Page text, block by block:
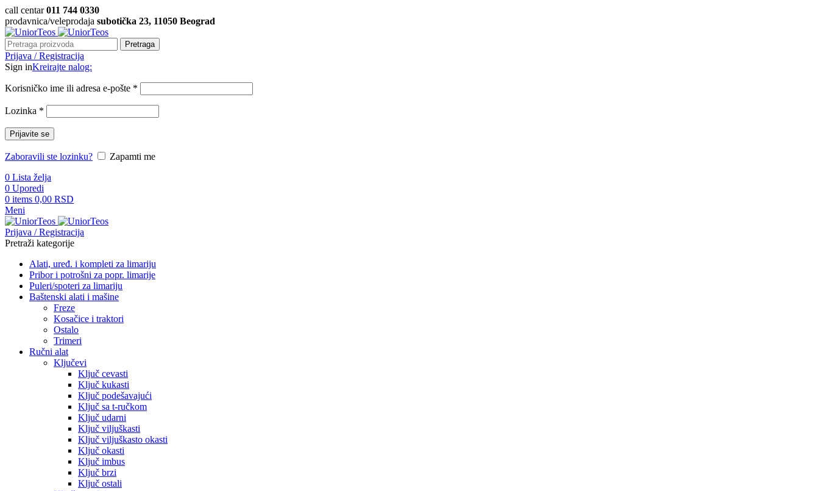
call centar011 744 0330
prodavnica/veleprodaja subotička 23, 11050 Beograd
Pretraga
Prijava / Registracija
Sign inKreirajte nalog:
Korisničko ime ili adresa e-pošte *
Lozinka *
Prijavite se
Zaboravili ste lozinku?
Zapamti me
0 Lista želja
0 Uporedi
0 items 0,00 RSD
Meni
Prijava / Registracija
Pretraži kategorije
Alati, uređ. i kompleti za limariju
Pribor i potrošni za popr. limarije
Puleri/spoteri za limariju
Baštenski alati i mašine
Freze
Kosačice i traktori
Ostalo
Trimeri
Ručni alat
Ključevi
Ključ cevasti
Ključ kukasti
Ključ podešavajući
Ključ sa t-ručkom
Ključ udarni
Ključ viljuškasti
Ključ viljuškasto okasti
Ključ okasti
Ključ imbus
Ključ brzi
Ključ ostali